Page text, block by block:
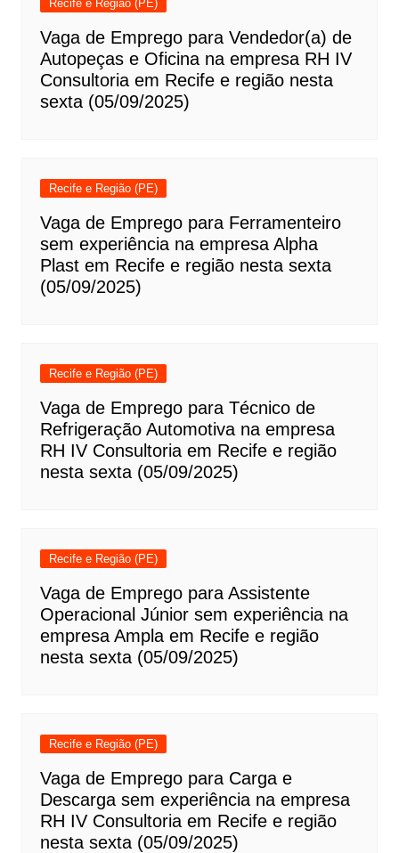
Recife e Região (PE)
Vaga de Emprego para Vendedor(a) de
Autopeças e Oficina na empresa RH IV
Consultoria em Recife e região nesta
sexta (05/09/2025)
Recife e Região (PE)
Vaga de Emprego para Ferramenteiro
sem experiência na empresa Alpha
Plast em Recife e região nesta sexta
(05/09/2025)
Recife e Região (PE)
Vaga de Emprego para Técnico de
Refrigeração Automotiva na empresa
RH IV Consultoria em Recife e região
nesta sexta (05/09/2025)
Recife e Região (PE)
Vaga de Emprego para Assistente
Operacional Júnior sem experiência na
empresa Ampla em Recife e região
nesta sexta (05/09/2025)
Recife e Região (PE)
Vaga de Emprego para Carga e
Descarga sem experiência na empresa
RH IV Consultoria em Recife e região
nesta sexta (05/09/2025)